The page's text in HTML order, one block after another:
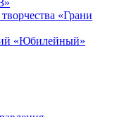
«Грани
«Юбилейный»